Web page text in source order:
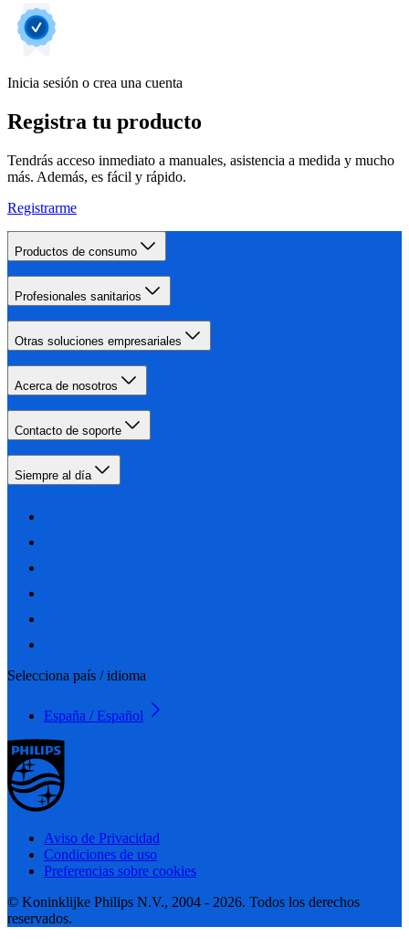
Inicia sesión o crea una cuenta
Registra tu producto
Tendrás acceso inmediato a manuales, asistencia a medida y mucho
más. Además, es fácil y rápido.
Registrarme
Productos de consumo
Profesionales sanitarios
Otras soluciones empresariales
Acerca de nosotros
Contacto de soporte
Siempre al día
Selecciona país / idioma
España / Español
Aviso de Privacidad
Condiciones de uso
Preferencias sobre cookies
© Koninklijke Philips N.V., 2004 - 2026. Todos los derechos
reservados.